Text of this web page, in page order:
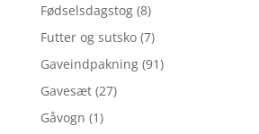
Fødselsdagstog (8)
Futter og sutsko (7)
Gaveindpakning (91)
Gavesæt (27)
Gåvogn (1)